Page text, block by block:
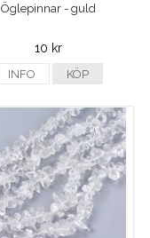
Öglepinnar - guld
10 kr
INFO KÖP